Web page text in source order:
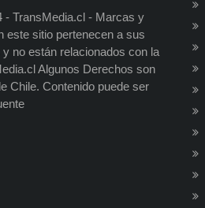
- TransMedia.cl - Marcas y
este sitio pertenecen a sus
no están relacionados con la
Algunos Derechos son
Chile. Contenido puede ser